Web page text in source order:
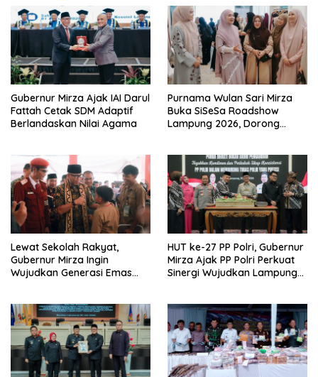
Gubernur Mirza Ajak IAI Darul
Fattah Cetak SDM Adaptif
Berlandaskan Nilai Agama
Purnama Wulan Sari Mirza
Buka SiSeSa Roadshow
Lampung 2026, Dorong
Lewat Sekolah Rakyat,
Gubernur Mirza Ingin
Wujudkan Generasi Emas
HUT ke-27 PP Polri, Gubernur
Mirza Ajak PP Polri Perkuat
Sinergi Wujudkan Lampung